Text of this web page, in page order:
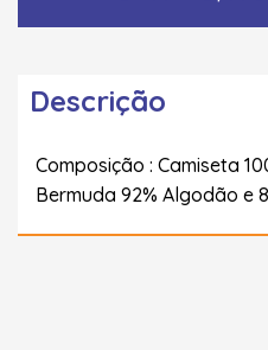
Descrição
Composição : Camiseta
Bermuda 92% Algodão e